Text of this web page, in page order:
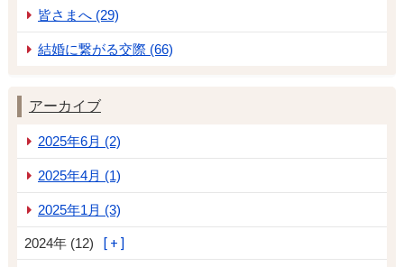
皆さまへ (29)
結婚に繋がる交際 (66)
アーカイブ
2025年6月 (2)
2025年4月 (1)
2025年1月 (3)
2024年 (12)